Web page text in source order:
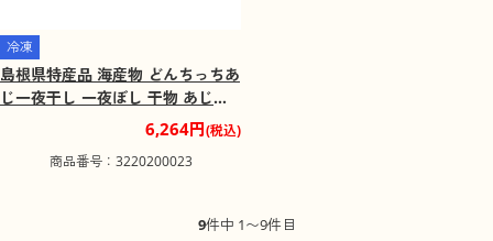
冷凍
島根県特産品 海産物 どんちっちあ
じ一夜干し 一夜ぼし 干物 あじ
【送料込み】【お届け不可地域：
ヤマト運輸の配達不可地域】
6,264円(税込)
商品番号：3220200023
9件中 1〜9件目